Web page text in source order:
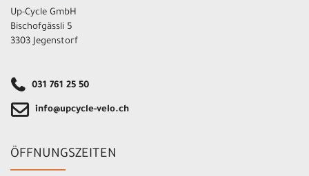
Up-Cycle GmbH
Bischofgässli 5
3303 Jegenstorf
031 761 25 50
info@upcycle-velo.ch
ÖFFNUNGSZEITEN